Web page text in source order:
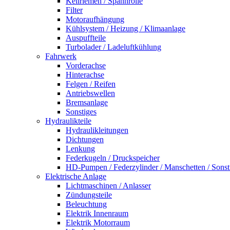
Filter
Motoraufhängung
Kühlsystem / Heizung / Klimaanlage
Auspuffteile
Turbolader / Ladeluftkühlung
Fahrwerk
Vorderachse
Hinterachse
Felgen / Reifen
Antriebswellen
Bremsanlage
Sonstiges
Hydraulikteile
Hydraulikleitungen
Dichtungen
Lenkung
Federkugeln / Druckspeicher
HD-Pumpen / Federzylinder / Manschetten /
Elektrische Anlage
Lichtmaschinen / Anlasser
Zündungsteile
Beleuchtung
Elektrik Innenraum
Elektrik Motorraum